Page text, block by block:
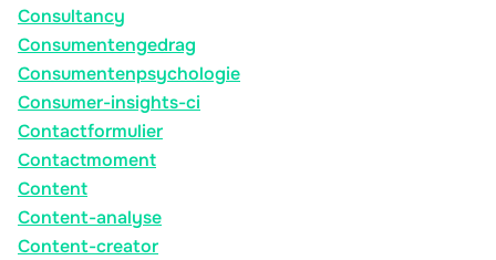
Consultancy
Consumentengedrag
Consumentenpsychologie
Consumer-insights-ci
Contactformulier
Contactmoment
Content
Content-analyse
Content-creator